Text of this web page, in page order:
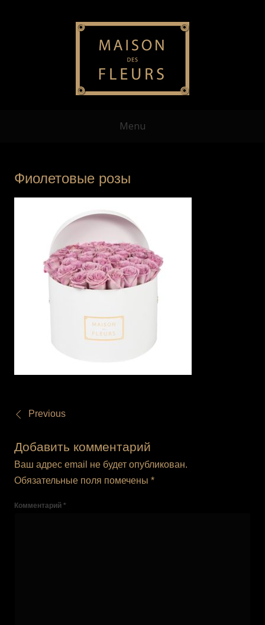
Menu
Фиолетовые розы
Previous
Добавить комментарий
Ваш адрес email не будет опубликован.
Обязательные поля помечены *
Комментарий *